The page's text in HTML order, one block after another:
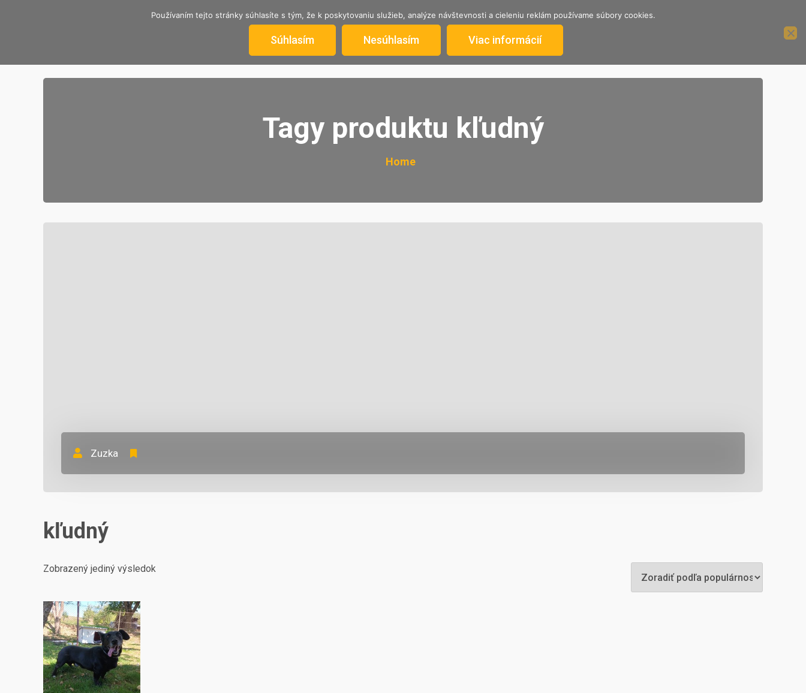
TRENČIANSKY ÚTULOK AKTUÁLNA PONUKA STRATILI SA
Tagy produktu kľudný
Home
Zuzka
kľudný
Zobrazený jediný výsledok
Používaním tejto stránky súhlasíte s tým, že k poskytovaniu služieb, analýze návštevnosti a cieleniu reklám používame súbory cookies.
Súhlasím Nesúhlasím Viac informácií